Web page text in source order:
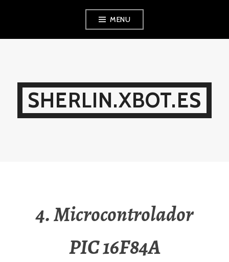
MENU
SHERLIN.XBOT.ES
4. Microcontrolador
PIC 16F84A